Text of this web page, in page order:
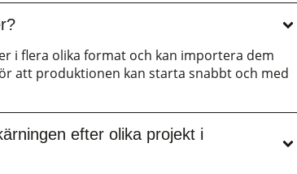
i flera olika format och kan importera dem
att produktionen kan starta snabbt och med
efter olika projekt i